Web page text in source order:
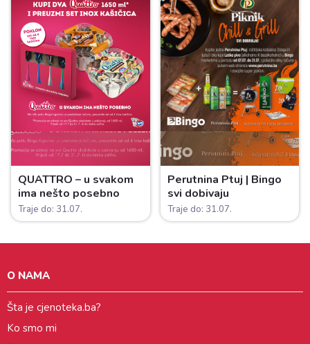
QUATTRO – u svakom
ima nešto posebno
Traje do: 31.07.
Perutnina Ptuj | Bingo
svi dobivaju
Traje do: 31.07.
O NAMA
Šta je cjenoteka.ba?
Ko smo mi